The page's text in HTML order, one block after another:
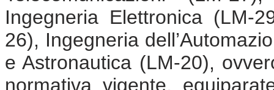
Ingegneria Elettronica (LM-
26), Ingegneria
e Astronautica (LM-20),
normativa vigente,